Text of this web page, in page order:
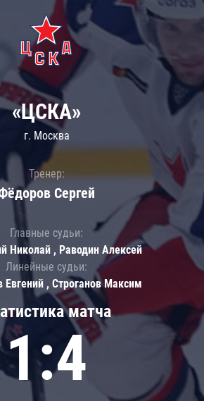
матча
1:4
«ЦСКА»
г. Москва
Тренер:
Сергей
Главные судьи:
Николай , Раводин Алексей
Линейные судьи:
Евгений , Строганов Максим